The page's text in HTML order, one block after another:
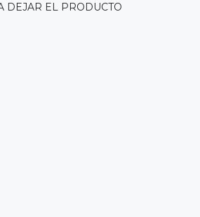
DEJAR EL PRODUCTO